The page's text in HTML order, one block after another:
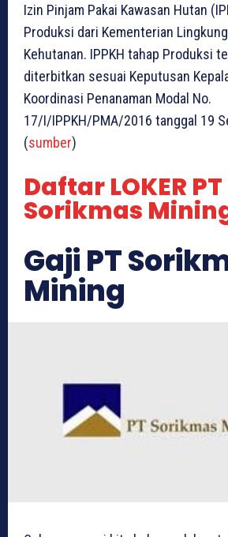
Izin Pinjam Pakai Kawasan Hutan
Produksi dari Kementerian
Kehutanan. IPPKH tahap Produksi
diterbitkan sesuai Keputusan
Koordinasi Penanaman Modal No.
17/I/IPPKH/PMA/2016 tanggal 19
(sumber)
Daftar LOKER PT
Sorikmas
Gaji PT
Mining